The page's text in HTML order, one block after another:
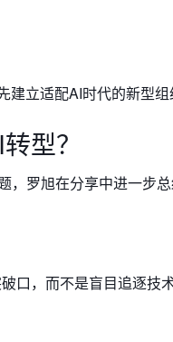
立适配AI时代的新型组
型？
，罗旭在分享中进一步
口，而不是盲目追逐技术